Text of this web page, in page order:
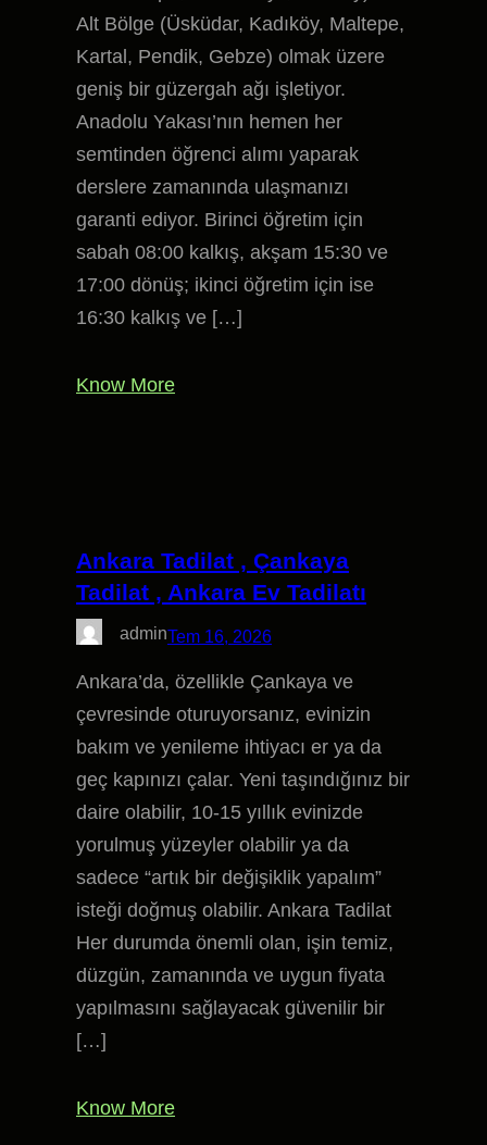
Alt Bölge (Üsküdar, Kadıköy, Maltepe,
Kartal, Pendik, Gebze) olmak üzere
geniş bir güzergah ağı işletiyor.
Anadolu Yakası’nın hemen her
semtinden öğrenci alımı yaparak
derslere zamanında ulaşmanızı
garanti ediyor. Birinci öğretim için
sabah 08:00 kalkış, akşam 15:30 ve
17:00 dönüş; ikinci öğretim için ise
16:30 kalkış ve […]
Know More
Ankara Tadilat , Çankaya
Tadilat , Ankara Ev Tadilatı
adminTem 16, 2026
Ankara’da, özellikle Çankaya ve
çevresinde oturuyorsanız, evinizin
bakım ve yenileme ihtiyacı er ya da
geç kapınızı çalar. Yeni taşındığınız bir
daire olabilir, 10-15 yıllık evinizde
yorulmuş yüzeyler olabilir ya da
sadece “artık bir değişiklik yapalım”
isteği doğmuş olabilir. Ankara Tadilat
Her durumda önemli olan, işin temiz,
düzgün, zamanında ve uygun fiyata
yapılmasını sağlayacak güvenilir bir
[…]
Know More